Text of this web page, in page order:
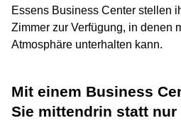
Essens Business Center stellen
Zimmer zur Verfügung, in denen
Atmosphäre unterhalten kann.
Mit einem Business
Sie mittendrin statt nur